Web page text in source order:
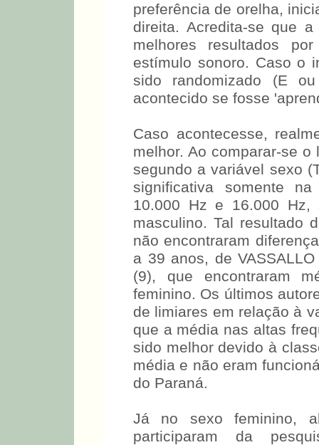
Assim, neste estudo, a
Devido ao fato dos
preferência de orelha,
direita. Acredita-se que
melhores resultados
estímulo sonoro. Caso o
acontecido se fosse
Caso acontecesse,
melhor. Ao comparar-se
segundo a variável sexo
significativa somente
10.000 Hz e 16.000
masculino. Tal resultado
não encontraram
a 39 anos, de
(9), que encontraram
feminino. Os últimos
de limiares em relação à
que a média nas altas
sido melhor devido à
do Paraná.